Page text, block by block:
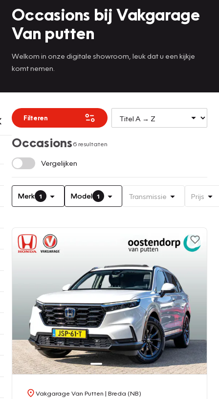
Occasions bij Vakgarage
Van putten
Welkom in onze digitale showroom, leuk dat u een kijkje
komt nemen.
Filteren
Occasions6 resultaten
Vergelijken
Merk 1 Model 1 Transmissie Prijs
Vakgarage Van Putten | Breda (NB)